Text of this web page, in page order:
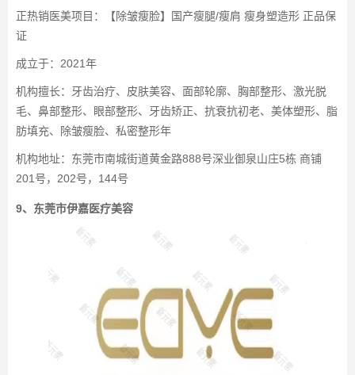
正热销医美项目：【除皱瘦脸】国产瘦腿/瘦肩 瘦身塑造形 正品保
证
成立于：2021年
机构擅长：牙齿治疗、皮肤美容、面部轮廓、胸部整形、激光脱
毛、鼻部整形、眼部整形、牙齿矫正、抗衰抗初老、美体塑形、脂
肪填充、除皱瘦脸、私密整形年
机构地址：东莞市南城街道黄金路888号深业御泉山庄5栋 商铺
201号，202号，144号
9、东莞市伊嘉医疗美容